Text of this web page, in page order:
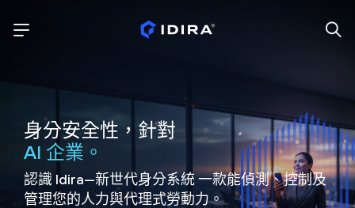
身分安全性，針對
AI 企業。
認識 Idira—新世代身分系統一款能偵測、控制及
管理您的人力與代理式勞動力。